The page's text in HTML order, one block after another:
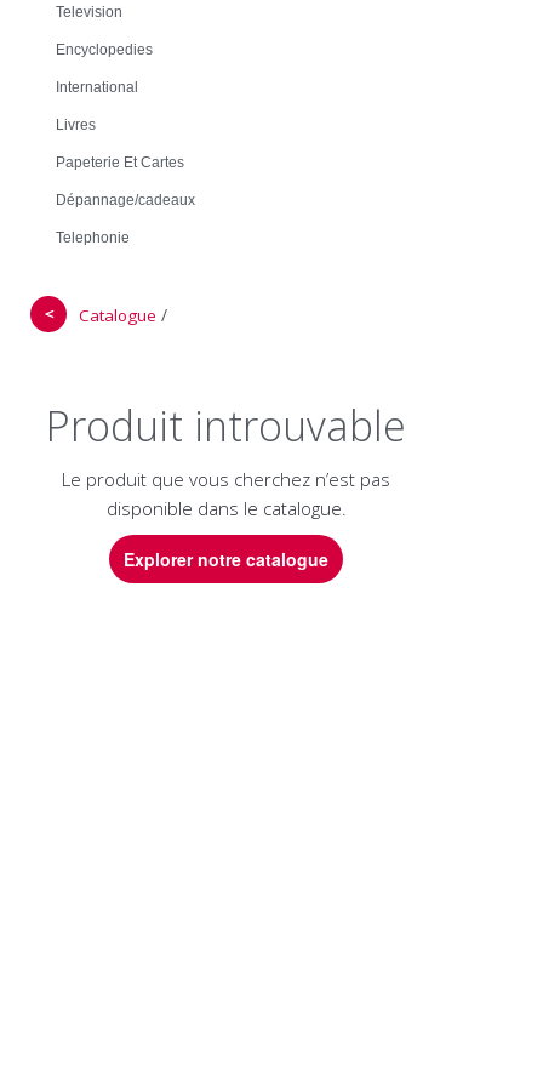
Television
Encyclopedies
International
Livres
Papeterie Et Cartes
Dépannage/cadeaux
Telephonie
＜ Catalogue /
Produit introuvable
Le produit que vous cherchez n’est pas
disponible dans le catalogue.
Explorer notre catalogue